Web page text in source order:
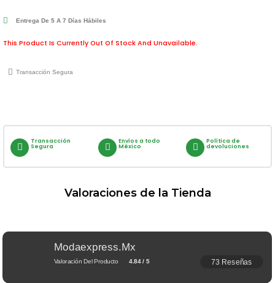
Entrega De 5 A 7 Días Hábiles
This Product Is Currently Out Of Stock And Unavailable.
Transacción Segura
Transacción
Segura
Envíos a todo
México
Política de
devoluciones
Valoraciones de la Tienda
Modaexpress.mx
Valoración Del Producto 4.84 / 5 73 Reseñas